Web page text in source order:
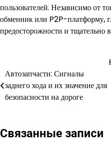
пользователей. Независимо от
обменник или P2P-платформу,
предосторожности и тщательно
по
записям
Автозапчасти: Сигналы
заднего хода и их значение для
безопасности на дороге
Связанные записи